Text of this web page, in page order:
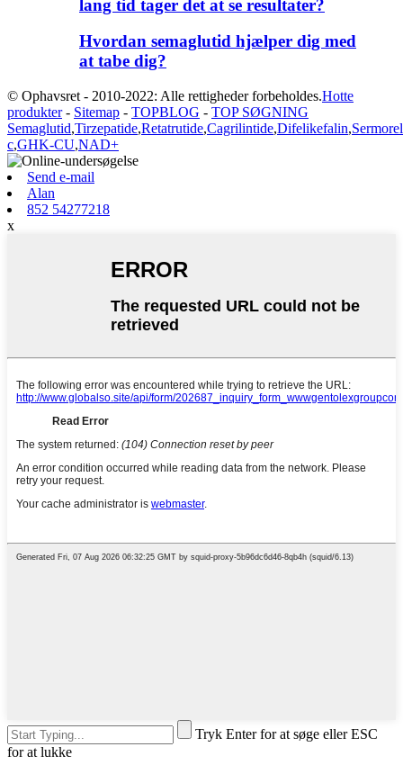
lang tid tager det at se resultater?
Hvordan semaglutid hjælper dig med
at tabe dig?
© Ophavsret - 2010-2022: Alle rettigheder forbeholdes.Hotte
produkter- Sitemap - TOPBLOG - TOP SØGNING
Semaglutid,Tirzepatide,Retatrutide,Cagrilintide,Difelikefalin,
c,GHK-CU,NAD+
Send e-mail
Alan
852 54277218
x
Tryk Enter for at søge eller ESC
for at lukke